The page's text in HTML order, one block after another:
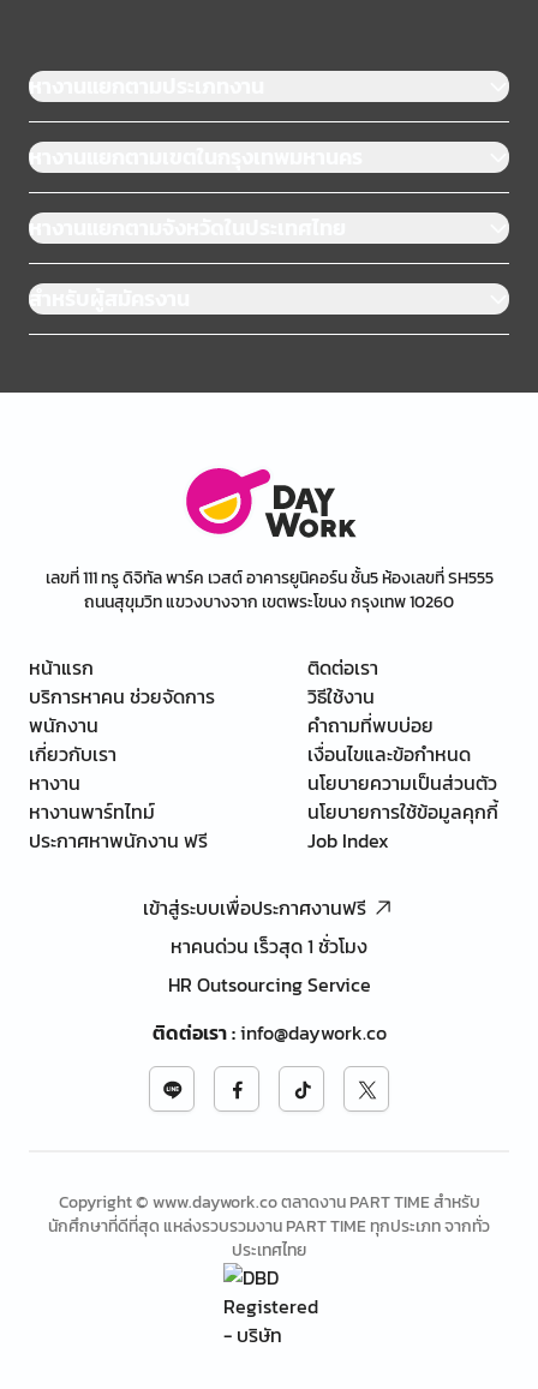
หางานแยกตามประเภทงาน
หางานแยกตามเขตในกรุงเทพมหานคร
หางานแยกตามจังหวัดในประเทศไทย
สำหรับผู้สมัครงาน
เลขที่ 111 ทรู ดิจิทัล พาร์ค เวสต์ อาคารยูนิคอร์น ชั้น5 ห้องเลขที่ SH555
ถนนสุขุมวิท แขวงบางจาก เขตพระโขนง กรุงเทพ 10260
หน้าแรก
บริการหาคน ช่วยจัดการ
พนักงาน
เกี่ยวกับเรา
หางาน
หางานพาร์ทไทม์
ประกาศหาพนักงาน ฟรี
ติดต่อเรา
วิธีใช้งาน
คำถามที่พบบ่อย
เงื่อนไขและข้อกำหนด
นโยบายความเป็นส่วนตัว
นโยบายการใช้ข้อมูลคุกกี้
Job Index
เข้าสู่ระบบเพื่อประกาศงานฟรี
หาคนด่วน เร็วสุด 1 ชั่วโมง
HR Outsourcing Service
ติดต่อเรา:info@daywork.co
Copyright © www.daywork.co ตลาดงาน PART TIME สำหรับ
นักศึกษาที่ดีที่สุด แหล่งรวบรวมงาน PART TIME ทุกประเภท จากทั่ว
ประเทศไทย